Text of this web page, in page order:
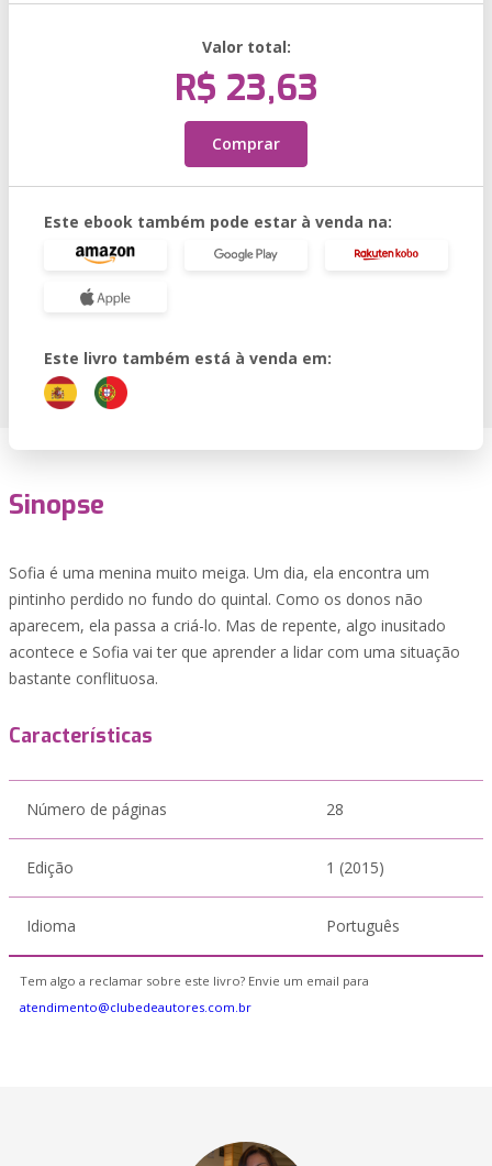
Valor total:
R$ 23,63
Comprar
Este ebook também pode estar à venda na:
Este livro também está à venda em:
Sinopse
Sofia é uma menina muito meiga. Um dia, ela encontra um
pintinho perdido no fundo do quintal. Como os donos não
aparecem, ela passa a criá-lo. Mas de repente, algo inusitado
acontece e Sofia vai ter que aprender a lidar com uma situação
bastante conflituosa.
Características
Número de páginas 28
Edição 1 (2015)
Idioma Português
Tem algo a reclamar sobre este livro? Envie um email para
atendimento@clubedeautores.com.br